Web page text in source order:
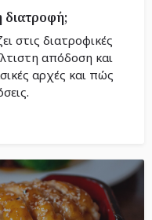
διατροφή;
στις διατροφικές
απόδοση και
αρχές και πώς